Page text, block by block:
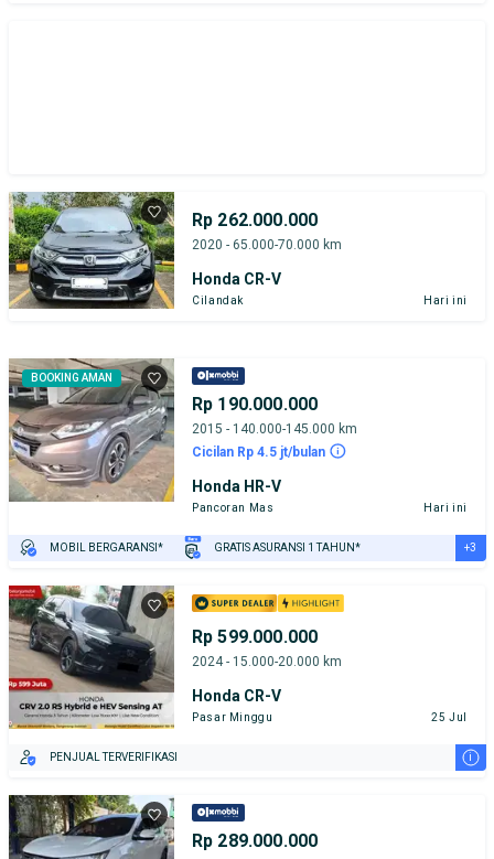
Rp 262.000.000
2020 - 65.000-70.000 km
Honda CR-V
Cilandak Hari ini
BOOKING AMAN
Rp 190.000.000
2015 - 140.000-145.000 km
Cicilan Rp 4.5 jt/bulan
Honda HR-V
Pancoran Mas Hari ini
MOBIL BERGARANSI* GRATIS ASURANSI 1 TAHUN*
PENJUAL TERVERIFIKASI
+3
Rp 599.000.000
2024 - 15.000-20.000 km
Honda CR-V
Pasar Minggu 25 Jul
PENJUAL TERVERIFIKASI i
Rp 289.000.000